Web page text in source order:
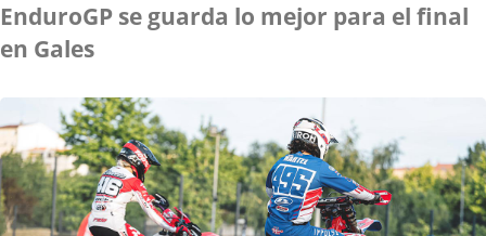
EnduroGP se guarda lo mejor para el final
en Gales